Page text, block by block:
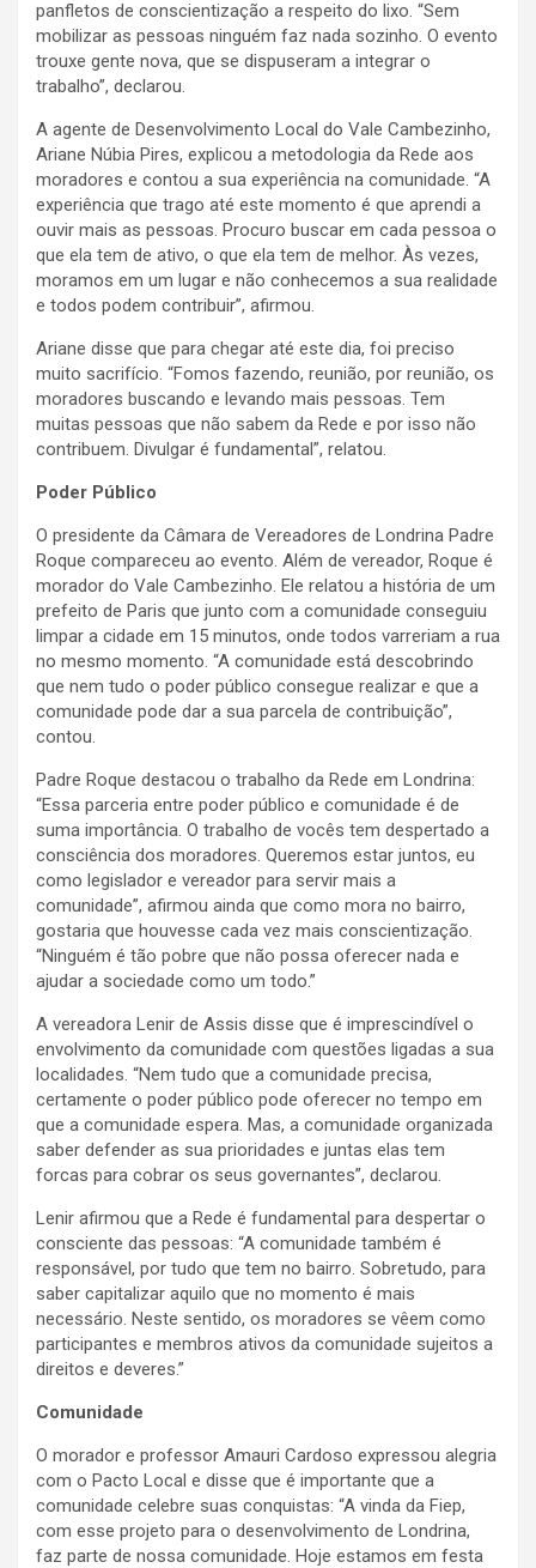
panfletos de conscientização a respeito do lixo. “Sem
mobilizar as pessoas ninguém faz nada sozinho. O evento
trouxe gente nova, que se dispuseram a integrar o
trabalho”, declarou.
A agente de Desenvolvimento Local do Vale Cambezinho,
Ariane Núbia Pires, explicou a metodologia da Rede aos
moradores e contou a sua experiência na comunidade. “A
experiência que trago até este momento é que aprendi a
ouvir mais as pessoas. Procuro buscar em cada pessoa o
que ela tem de ativo, o que ela tem de melhor. Às vezes,
moramos em um lugar e não conhecemos a sua realidade
e todos podem contribuir”, afirmou.
Ariane disse que para chegar até este dia, foi preciso
muito sacrifício. “Fomos fazendo, reunião, por reunião, os
moradores buscando e levando mais pessoas. Tem
muitas pessoas que não sabem da Rede e por isso não
contribuem. Divulgar é fundamental”, relatou.
Poder Público
O presidente da Câmara de Vereadores de Londrina Padre
Roque compareceu ao evento. Além de vereador, Roque é
morador do Vale Cambezinho. Ele relatou a história de um
prefeito de Paris que junto com a comunidade conseguiu
limpar a cidade em 15 minutos, onde todos varreriam a rua
no mesmo momento. “A comunidade está descobrindo
que nem tudo o poder público consegue realizar e que a
comunidade pode dar a sua parcela de contribuição”,
contou.
Padre Roque destacou o trabalho da Rede em Londrina:
“Essa parceria entre poder público e comunidade é de
suma importância. O trabalho de vocês tem despertado a
consciência dos moradores. Queremos estar juntos, eu
como legislador e vereador para servir mais a
comunidade”, afirmou ainda que como mora no bairro,
gostaria que houvesse cada vez mais conscientização.
“Ninguém é tão pobre que não possa oferecer nada e
ajudar a sociedade como um todo.”
A vereadora Lenir de Assis disse que é imprescindível o
envolvimento da comunidade com questões ligadas a sua
localidades. “Nem tudo que a comunidade precisa,
certamente o poder público pode oferecer no tempo em
que a comunidade espera. Mas, a comunidade organizada
saber defender as sua prioridades e juntas elas tem
forcas para cobrar os seus governantes”, declarou.
Lenir afirmou que a Rede é fundamental para despertar o
consciente das pessoas: “A comunidade também é
responsável, por tudo que tem no bairro. Sobretudo, para
saber capitalizar aquilo que no momento é mais
necessário. Neste sentido, os moradores se vêem como
participantes e membros ativos da comunidade sujeitos a
direitos e deveres.”
Comunidade
O morador e professor Amauri Cardoso expressou alegria
com o Pacto Local e disse que é importante que a
comunidade celebre suas conquistas: “A vinda da Fiep,
com esse projeto para o desenvolvimento de Londrina,
faz parte de nossa comunidade. Hoje estamos em festa